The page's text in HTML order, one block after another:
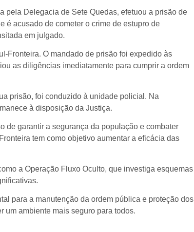
pela Delegacia de Sete Quedas, efetuou a prisão de
é acusado de cometer o crime de estupro de
em julgado.
Fronteira. O mandado de prisão foi expedido às
as diligências imediatamente para cumprir a ordem
prisão, foi conduzido à unidade policial. Na
à disposição da Justiça.
de garantir a segurança da população e combater
tem como objetivo aumentar a eficácia das
a Operação Fluxo Oculto, que investiga esquemas
para a manutenção da ordem pública e proteção dos
um ambiente mais seguro para todos.